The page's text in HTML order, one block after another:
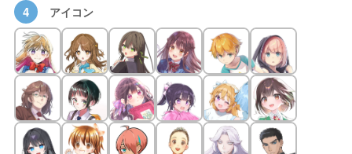
4 アイコン